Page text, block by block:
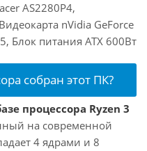
AS2280P4,
nVidia GeForce
Блок питания ATX 600Вт
собран этот ПК?
процессора Ryzen 3
на современной
4 ядрами и 8